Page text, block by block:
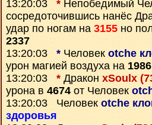
13:20:03 * Непобедимый
сосредоточившись нанёс
удар по ногам на 3155 но
2337
13:20:03 * Человек otche
урон магией воздуха на 1986
13:20:03 * Дракон xSoulx
урона в 4674 от Человек
13:20:03 Человек otche
здоровья